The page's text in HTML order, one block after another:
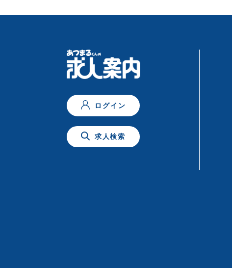
ログイン
求人検索